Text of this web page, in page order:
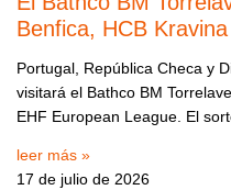
Benfica, HCB
Portugal, República Checa y
visitará el Bathco BM
EHF European League. El
leer más »
17 de julio de 2026